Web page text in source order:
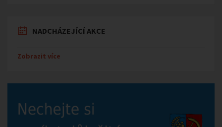
NADCHÁZEJÍCÍ AKCE
Zobrazit více